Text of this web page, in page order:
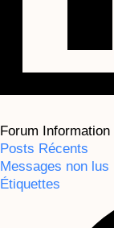
Forum Information
Posts Récents
Messages non lus
Étiquettes